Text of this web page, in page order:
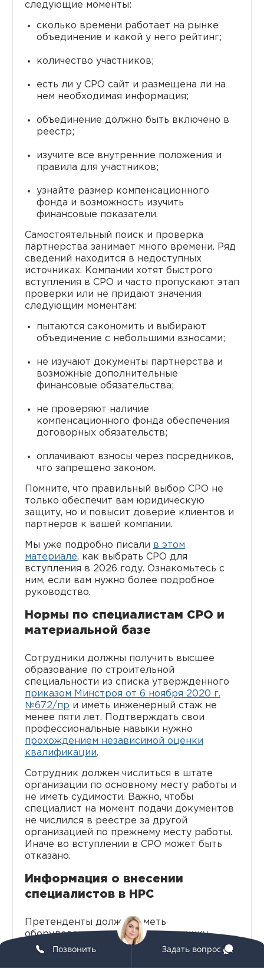
следующие моменты:
сколько времени работает на рынке
объединение и какой у него рейтинг;
количество участников;
есть ли у СРО сайт и размещена ли на
нем необходимая информация;
объединение должно быть включено в
реестр;
изучите все внутренние положения и
правила для участников;
узнайте размер компенсационного
фонда и возможность изучить
финансовые показатели.
Самостоятельный поиск и проверка
партнерства занимает много времени. Ряд
сведений находится в недоступных
источниках. Компании хотят быстрого
вступления в СРО и часто пропускают этап
проверки или не придают значения
следующим моментам:
пытаются сэкономить и выбирают
объединение с небольшими взносами;
не изучают документы партнерства и
возможные дополнительные
финансовые обязательства;
не проверяют наличие
компенсационного фонда обеспечения
договорных обязательств;
оплачивают взносы через посредников,
что запрещено законом.
Помните, что правильный выбор СРО не
только обеспечит вам юридическую
защиту, но и повысит доверие клиентов и
партнеров к вашей компании.
Мы уже подробно писали в этом
материале, как выбрать СРО для
вступления в 2026 году. Ознакомьтесь с
ним, если вам нужно более подробное
руководство.
Нормы по специалистам СРО и
материальной базе
Сотрудники должны получить высшее
образование по строительной
специальности из списка утвержденного
приказом Минстроя от 6 ноября 2020 г.
№672/пр и иметь инженерный стаж не
менее пяти лет. Подтверждать свои
профессиональные навыки нужно
прохождением независимой оценки
квалификации.
Сотрудник должен числиться в штате
организации по основному месту работы и
не иметь судимости. Важно, чтобы
специалист на момент подачи документов
не числился в реестре за другой
организацией по прежнему месту работы.
Иначе во вступлении в СРО может быть
отказано.
Информация о внесении
специалистов в НРС
Претенденты должны иметь
оборудование, помещения и технику,
соответствующие их деятельности и
Позвонить Задать вопрос